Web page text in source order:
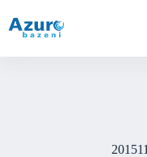
content